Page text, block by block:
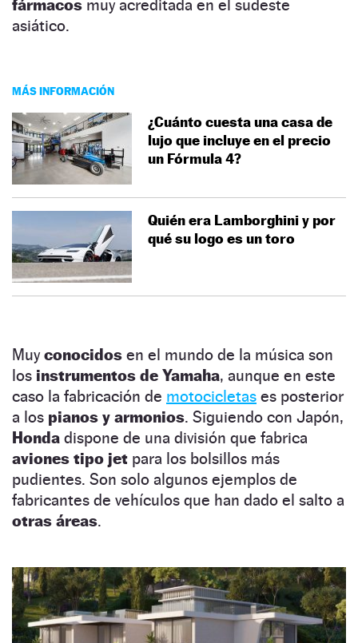
fármacos muy acreditada en el sudeste
asiático.
MÁS INFORMACIÓN
¿Cuánto cuesta una casa de
lujo que incluye en el precio
un Fórmula 4?
Quién era Lamborghini y por
qué su logo es un toro
Muyconocidos en el mundo de la música son
los instrumentos de Yamaha, aunque en este
caso la fabricación de motocicletas es posterior
a los pianos y armonios. Siguiendo con Japón,
Honda dispone de una división que fabrica
aviones tipo jet para los bolsillos más
pudientes. Son solo algunos ejemplos de
fabricantes de vehículos que han dado el salto a
otras áreas.